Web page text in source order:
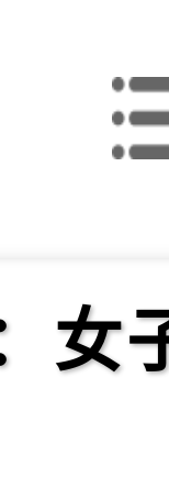
女